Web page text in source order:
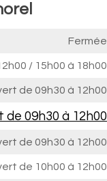
Fermée
/ 15h00 à 18h00
de 09h30 à 12h00
de 09h30 à 12h00
de 09h30 à 12h00
de 10h00 à 12h00